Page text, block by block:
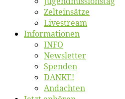
Zelt­ein­sät­ze
Live­stream
Informatio­nen
INFO
News­let­ter
Spen­den
DANKE!
An­dach­ten